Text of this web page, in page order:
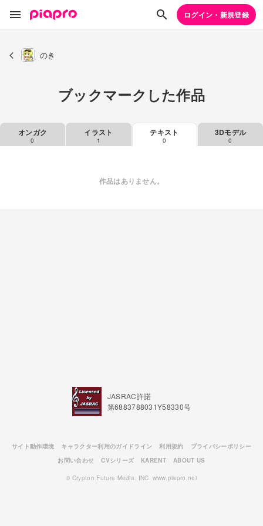
ログイン・新規登録
のき
ブックマークした作品
オンガク
0
イラスト
1
テキスト
0
3Dモデル
0
作品はありません。
JASRAC許諾
第6883788031Y58330号
サイト動作環境 キャラクター利用のガイドライン 利用規約
プライバシーポリシー
お問い合わせ
CVシリーズ KARENT ABOUT US
© Crypton Future Media, INC. www.piapro.net